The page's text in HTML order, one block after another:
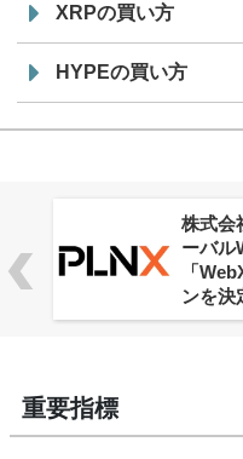
XRPの買い方
HYPEの買い方
株式会
ーバル
「
ンを決
重要指標